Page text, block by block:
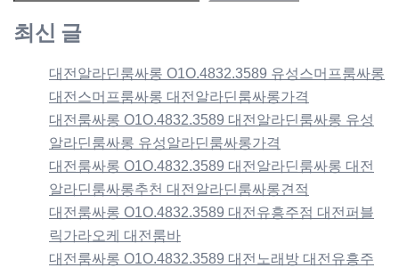
최신 글
대전알라딘룸싸롱 O1O.4832.3589 유성스머프룸싸롱
대전스머프룸싸롱 대전알라딘룸싸롱가격
대전룸싸롱 O1O.4832.3589 대전알라딘룸싸롱 유성
알라딘룸싸롱 유성알라딘룸싸롱가격
대전룸싸롱 O1O.4832.3589 대전알라딘룸싸롱 대전
알라딘룸싸롱추천 대전알라딘룸싸롱견적
대전룸싸롱 O1O.4832.3589 대전유흥주점 대전퍼블
릭가라오케 대전룸바
대전룸싸롱 O1O.4832.3589 대전노래방 대전유흥주